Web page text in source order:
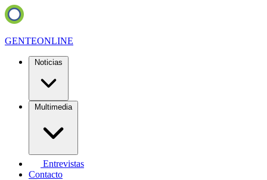
GENTEONLINE
Noticias
Multimedia
Entrevistas
Contacto